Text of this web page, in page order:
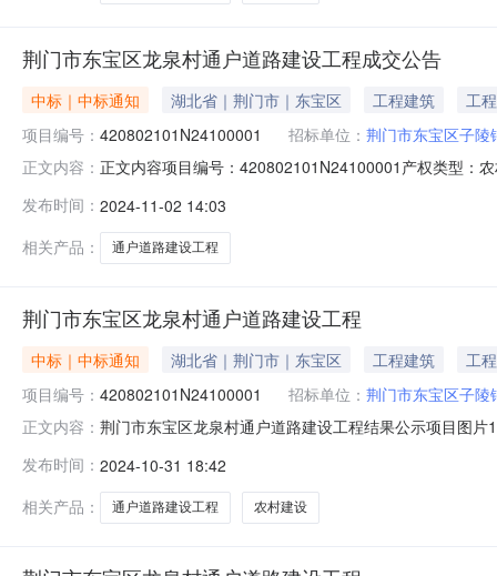
荆门市东宝区龙泉村通户道路建设工程成交公告
中标｜中标通知 湖北省｜荆门市｜东宝区 工程建筑
工程
项目编号： 420802101N24100001 招标单位： 荆门市东宝区子陵
正文内容： 正文内容项目编号：420802101N24100001产权类型：
述：对现状宽3.0~3.5m的路基加宽至4.0m，横断为
发布时间： 2024-11-02 14:03
相关产品：
通户道路建设工程
荆门市东宝区龙泉村通户道路建设工程
中标｜中标通知 湖北省｜荆门市｜东宝区 工程建筑
工程
项目编号： 420802101N24100001 招标单位： 荆门市东宝区子陵
正文内容： 荆门市东宝区龙泉村通户道路建设工程结果公示项目图
村民委员会预算总额：902300.00元资金来源：农民自
发布时间： 2024-10-31 18:42
相关产品：
通户道路建设工程 农村建设